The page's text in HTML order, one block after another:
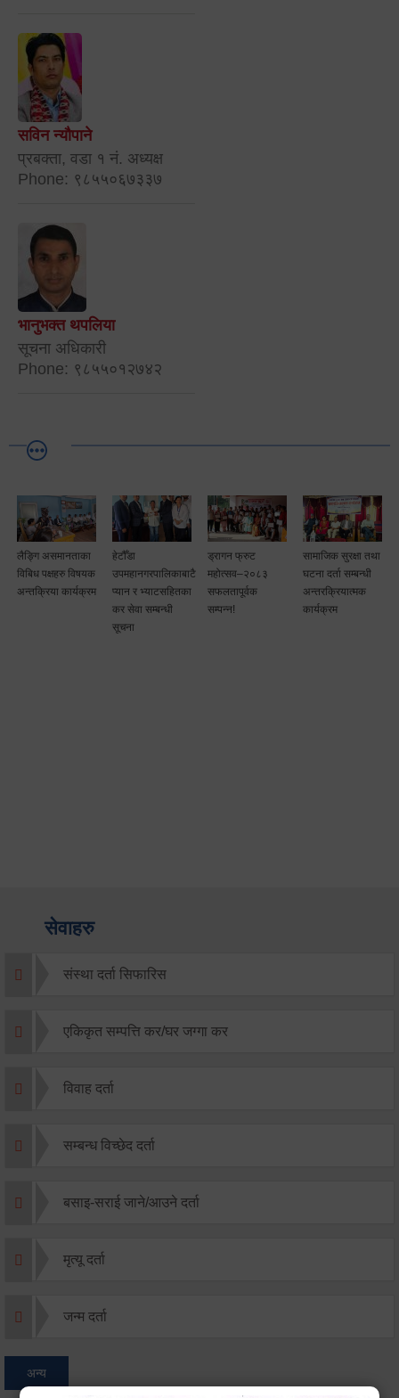
सविन न्यौपाने
प्रबक्ता, वडा १ नं. अध्यक्ष
Phone: ९८५५०६७३३७
भानुभक्त थपलिया
सूचना अधिकारी
Phone: ९८५५०१२७४२
लैङ्गि असमानताका
विबिध पक्षहरु विषयक
अन्तक्रिया कार्यक्रम
हेटौँडा
उपमहानगरपालिकाबाटै
प्यान र भ्याटसहितका
कर सेवा सम्बन्धी
सूचना
ड्रागन फ्रुट
महोत्सव–२०८३
सफलतापूर्वक
सम्पन्न!
सामाजिक सुरक्षा तथा
घटना दर्ता सम्बन्धी
अन्तरक्रियात्मक
कार्यक्रम
सेवाहरु
संस्था दर्ता सिफारिस
एकिकृत सम्पत्ति कर/घर जग्गा कर
विवाह दर्ता
सम्बन्ध विच्छेद दर्ता
बसाइ-सराई जाने/आउने दर्ता
मृत्यू दर्ता
जन्म दर्ता
अन्य